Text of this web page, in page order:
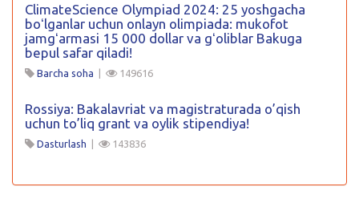
ClimateScience Olympiad 2024: 25 yoshgacha
boʻlganlar uchun onlayn olimpiada: mukofot
jamgʻarmasi 15 000 dollar va gʻoliblar Bakuga
bepul safar qiladi!
Barcha soha | 149616
Rossiya: Bakalavriat va magistraturada o’qish
uchun to’liq grant va oylik stipendiya!
Dasturlash | 143836